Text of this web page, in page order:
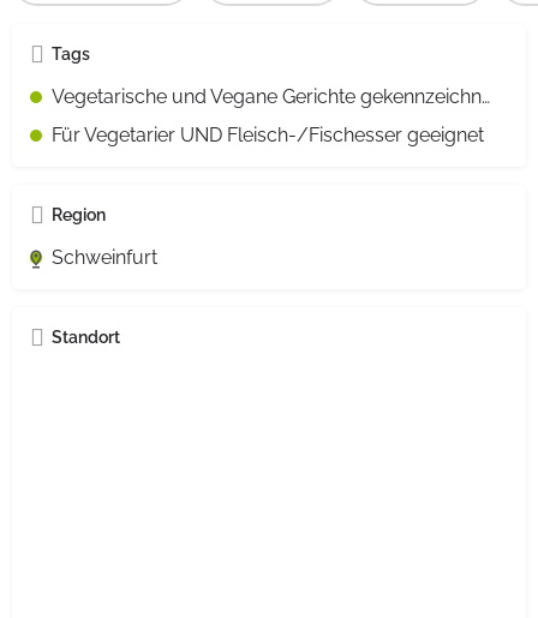
Tags
Vegetarische und Vegane Gerichte gekennzeichnet
Für Vegetarier UND Fleisch-/Fischesser geeignet
Region
Schweinfurt
Standort